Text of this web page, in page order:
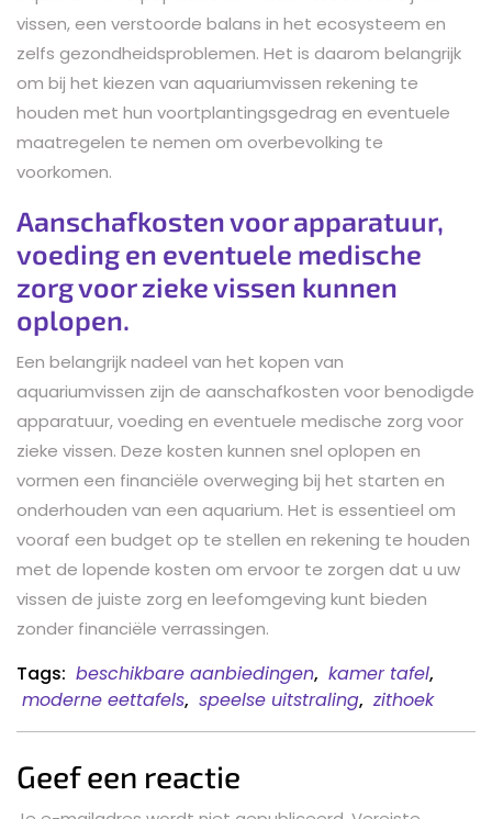
vissen, een verstoorde balans in het ecosysteem en
zelfs gezondheidsproblemen. Het is daarom belangrijk
om bij het kiezen van aquariumvissen rekening te
houden met hun voortplantingsgedrag en eventuele
maatregelen te nemen om overbevolking te
voorkomen.
Aanschafkosten voor apparatuur,
voeding en eventuele medische
zorg voor zieke vissen kunnen
oplopen.
Een belangrijk nadeel van het kopen van
aquariumvissen zijn de aanschafkosten voor benodigde
apparatuur, voeding en eventuele medische zorg voor
zieke vissen. Deze kosten kunnen snel oplopen en
vormen een financiële overweging bij het starten en
onderhouden van een aquarium. Het is essentieel om
vooraf een budget op te stellen en rekening te houden
met de lopende kosten om ervoor te zorgen dat u uw
vissen de juiste zorg en leefomgeving kunt bieden
zonder financiële verrassingen.
Tags: beschikbare aanbiedingen, kamer tafel,
moderne eettafels, speelse uitstraling, zithoek
Geef een reactie